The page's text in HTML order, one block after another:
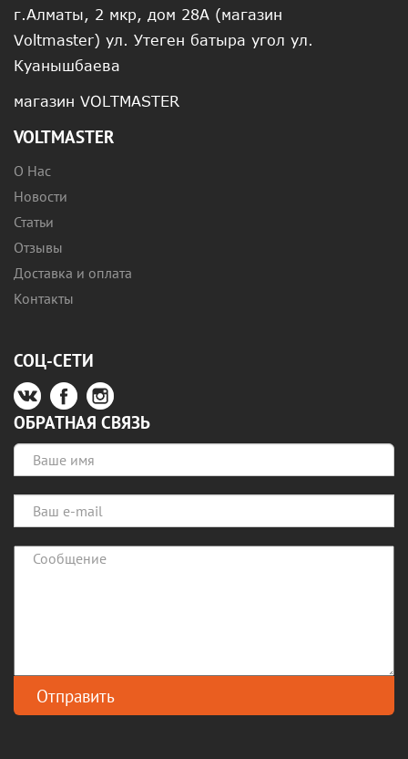
г.Алматы, 2 мкр, дом 28А (магазин
Voltmaster) ул. Утеген батыра угол ул.
Куанышбаева
магазин VOLTMASTER
VOLTMASTER
О Нас
Новости
Статьи
Отзывы
Доставка и оплата
Контакты
СОЦ-СЕТИ
ОБРАТНАЯ СВЯЗЬ